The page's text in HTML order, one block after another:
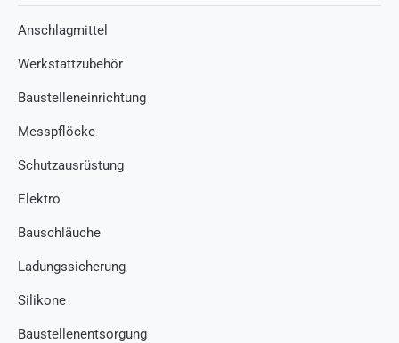
Anschlagmittel
Werkstattzubehör
Baustelleneinrichtung
Messpflöcke
Schutzausrüstung
Elektro
Bauschläuche
Ladungssicherung
Silikone
Baustellenentsorgung